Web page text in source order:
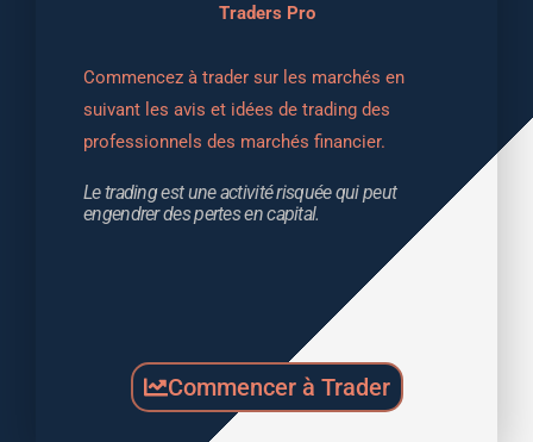
Traders Pro
Commencez à trader sur les marchés en
suivant les avis et idées de trading des
professionnels des marchés financier.
Le trading est une activité risquée qui peut
engendrer des pertes en capital.
Commencer à Trader